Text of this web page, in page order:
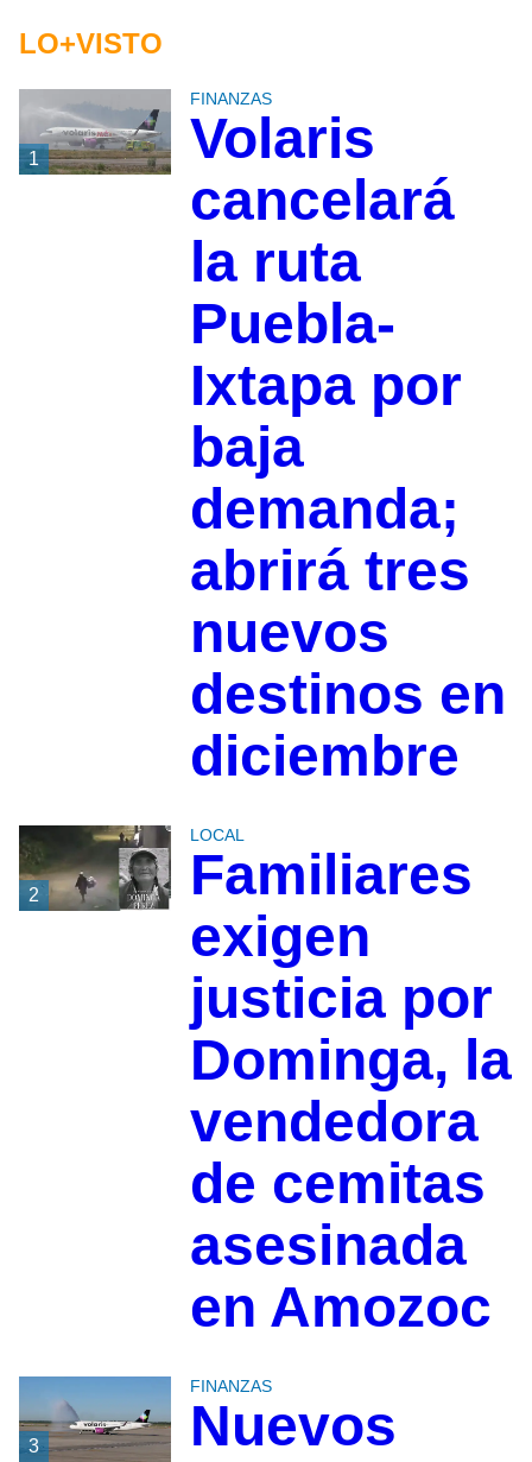
LO+VISTO
1
FINANZAS
Volaris
cancelará
la ruta
Puebla-
Ixtapa por
baja
demanda;
abrirá tres
nuevos
destinos en
diciembre
2
LOCAL
Familiares
exigen
justicia por
Dominga, la
vendedora
de cemitas
asesinada
en Amozoc
3
FINANZAS
Nuevos